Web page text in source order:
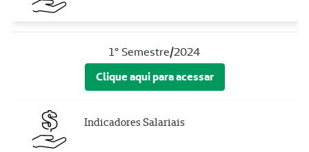
1° Semestre/2024
Clique aqui para acessar
Indicadores Salariais